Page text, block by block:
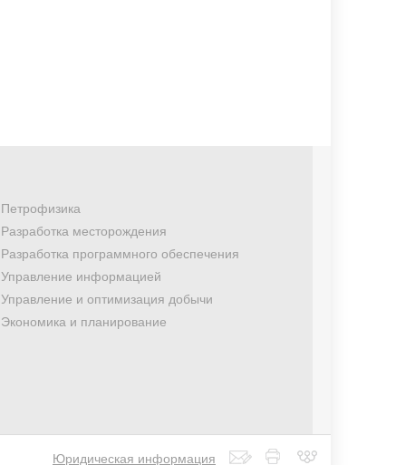
Петрофизика
Разработка месторождения
Разработка программного обеспечения
Управление информацией
Управление и оптимизация добычи
Экономика и планирование
Юридическая информация